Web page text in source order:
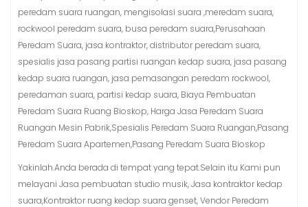
peredam suara ruangan, mengisolasi suara ,meredam suara,
rockwool peredam suara, busa peredam suara,Perusahaan
Peredam Suara, jasa kontraktor, distributor peredam suara,
spesialis jasa pasang partisi ruangan kedap suara, jasa pasang
kedap suara ruangan, jasa pemasangan peredam rockwool,
peredaman suara, partisi kedap suara, Biaya Pembuatan
Peredam Suara Ruang Bioskop, Harga Jasa Peredam Suara
Ruangan Mesin Pabrik,Spesialis Peredam Suara Ruangan,Pasang
Peredam Suara Apartemen,Pasang Peredam Suara Bioskop
Yakinlah.Anda berada di tempat yang tepat.Selain itu Kami pun
melayani Jasa pembuatan studio musik, Jasa kontraktor kedap
suara,Kontraktor ruang kedap suara genset, Vendor Peredam